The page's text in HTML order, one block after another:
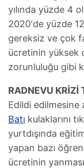
yılında yüzde 4
2020'de yüzde
gereksiz ve çok
ücretinin yüksek
zorunluluğu gibi
RADNEVU KRİZİ
Edildi edilmesine
Batı kulaklarını
yurtdışında
yapan bazı
ücretinin